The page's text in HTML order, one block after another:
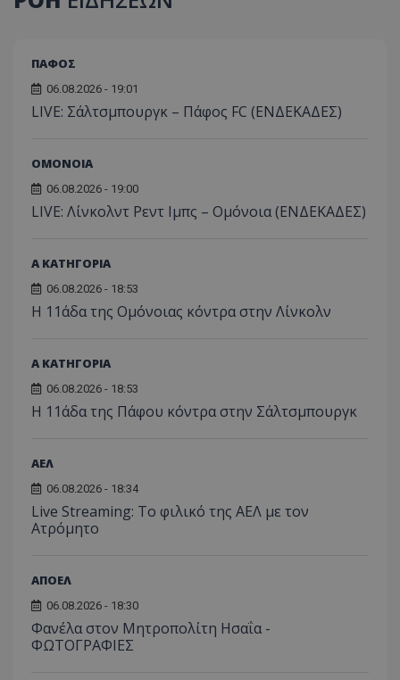
ΠΑΦΟΣ
06.08.2026 - 19:01
LIVE: Σάλτσμπουργκ – Πάφος FC (ΕΝΔΕΚΑΔΕΣ)
ΟΜΟΝΟΙΑ
06.08.2026 - 19:00
LIVE: Λίνκολντ Ρεντ Ιμπς – Ομόνοια (ΕΝΔΕΚΑΔΕΣ)
Α ΚΑΤΗΓΟΡΙΑ
06.08.2026 - 18:53
Η 11άδα της Ομόνοιας κόντρα στην Λίνκολν
Α ΚΑΤΗΓΟΡΙΑ
06.08.2026 - 18:53
Η 11άδα της Πάφου κόντρα στην Σάλτσμπουργκ
ΑΕΛ
06.08.2026 - 18:34
Live Streaming: Το φιλικό της ΑΕΛ με τον
Ατρόμητο
ΑΠΟΕΛ
06.08.2026 - 18:30
Φανέλα στον Μητροπολίτη Ησαΐα -
ΦΩΤΟΓΡΑΦΙΕΣ